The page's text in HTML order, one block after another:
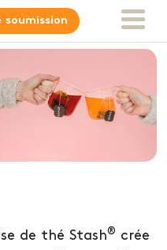
de thé Stash®
crée